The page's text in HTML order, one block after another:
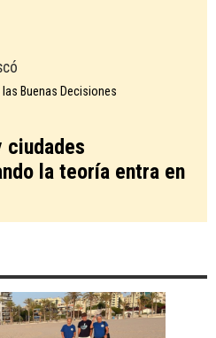
las Buenas Decisiones
ciudades
la teoría entra en